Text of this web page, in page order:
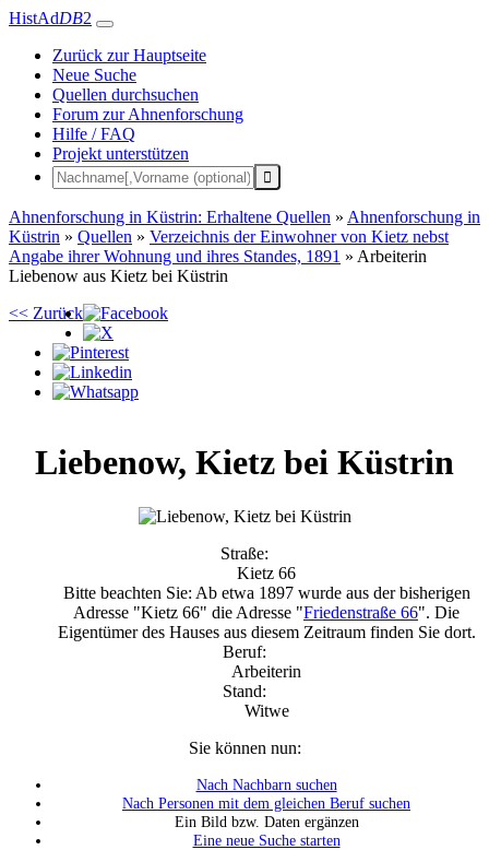
HistAdDB2
Zurück zur Hauptseite
Neue Suche
Quellen durchsuchen
Forum zur Ahnenforschung
Hilfe / FAQ
Projekt unterstützen
Ahnenforschung in Küstrin: Erhaltene Quellen » Ahnenforschung in
Küstrin » Quellen » Verzeichnis der Einwohner von Kietz nebst
Angabe ihrer Wohnung und ihres Standes, 1891 » Arbeiterin
Liebenow aus Kietz bei Küstrin
<< Zurück
Liebenow, Kietz bei Küstrin
Straße:
Kietz 66
Bitte beachten Sie: Ab etwa 1897 wurde aus der bisherigen
Adresse "Kietz 66" die Adresse "Friedenstraße 66". Die
Eigentümer des Hauses aus diesem Zeitraum finden Sie dort.
Beruf:
Arbeiterin
Stand:
Witwe
Sie können nun:
Nach Nachbarn suchen
Nach Personen mit dem gleichen Beruf suchen
Ein Bild bzw. Daten ergänzen
Eine neue Suche starten